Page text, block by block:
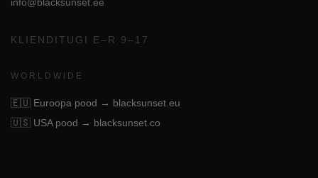
KLIENDITUGI E–R 9–17
WORLDWIDE
🇪🇺 Euroopa pood → blacksunset.eu
🇺🇸 USA pood → blacksunset.co